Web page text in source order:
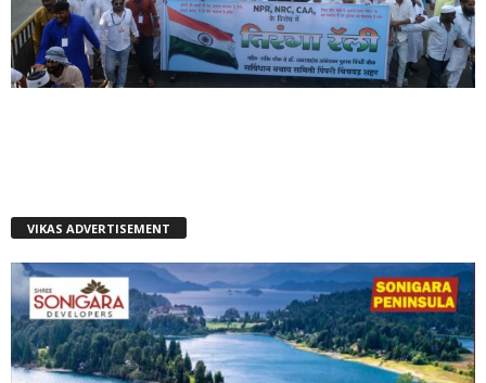
VIKAS ADVERTISEMENT